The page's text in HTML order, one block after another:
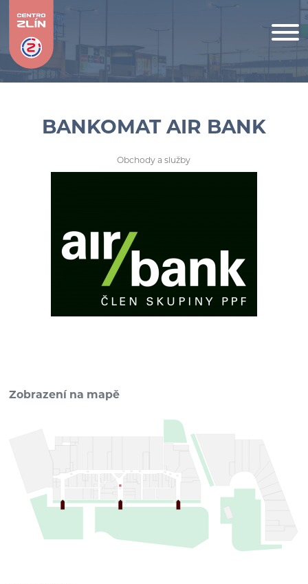
BANKOMAT AIR BANK
Obchody a služby
Zobrazení na mapě